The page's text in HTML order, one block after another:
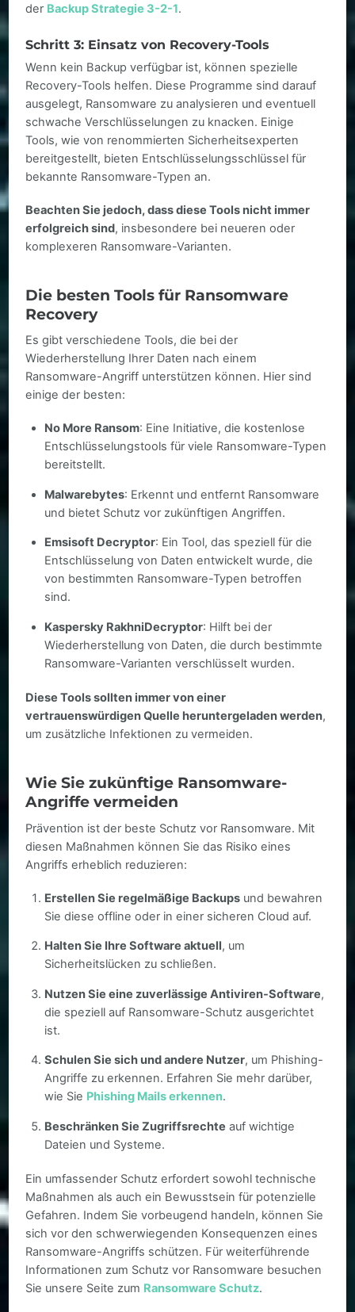
der Backup Strategie 3-2-1.
Schritt 3: Einsatz von Recovery-Tools
Wenn kein Backup verfügbar ist, können spezielle
Recovery-Tools helfen. Diese Programme sind darauf
ausgelegt, Ransomware zu analysieren und eventuell
schwache Verschlüsselungen zu knacken. Einige
Tools, wie von renommierten Sicherheitsexperten
bereitgestellt, bieten Entschlüsselungsschlüssel für
bekannte Ransomware-Typen an.
Beachten Sie jedoch, dass diese Tools nicht immer
erfolgreich sind, insbesondere bei neueren oder
komplexeren Ransomware-Varianten.
Die besten Tools für Ransomware
Recovery
Es gibt verschiedene Tools, die bei der
Wiederherstellung Ihrer Daten nach einem
Ransomware-Angriff unterstützen können. Hier sind
einige der besten:
No More Ransom: Eine Initiative, die kostenlose
Entschlüsselungstools für viele Ransomware-Typen
bereitstellt.
Malwarebytes: Erkennt und entfernt Ransomware
und bietet Schutz vor zukünftigen Angriffen.
Emsisoft Decryptor: Ein Tool, das speziell für die
Entschlüsselung von Daten entwickelt wurde, die
von bestimmten Ransomware-Typen betroffen
sind.
Kaspersky RakhniDecryptor: Hilft bei der
Wiederherstellung von Daten, die durch bestimmte
Ransomware-Varianten verschlüsselt wurden.
Diese Tools sollten immer von einer
vertrauenswürdigen Quelle heruntergeladen werden,
um zusätzliche Infektionen zu vermeiden.
Wie Sie zukünftige Ransomware-
Angriffe vermeiden
Prävention ist der beste Schutz vor Ransomware. Mit
diesen Maßnahmen können Sie das Risiko eines
Angriffs erheblich reduzieren:
Erstellen Sie regelmäßige Backupsund bewahren
Sie diese offline oder in einer sicheren Cloud auf.
Halten Sie Ihre Software aktuell, um
Sicherheitslücken zu schließen.
Nutzen Sie eine zuverlässige Antiviren-Software,
die speziell auf Ransomware-Schutz ausgerichtet
ist.
Schulen Sie sich und andere Nutzer, um Phishing-
Angriffe zu erkennen. Erfahren Sie mehr darüber,
wie Sie Phishing Mails erkennen.
Beschränken Sie Zugriffsrechte auf wichtige
Dateien und Systeme.
Ein umfassender Schutz erfordert sowohl technische
Maßnahmen als auch ein Bewusstsein für potenzielle
Gefahren. Indem Sie vorbeugend handeln, können Sie
sich vor den schwerwiegenden Konsequenzen eines
Ransomware-Angriffs schützen. Für weiterführende
Informationen zum Schutz vor Ransomware besuchen
Sie unsere Seite zum Ransomware Schutz.